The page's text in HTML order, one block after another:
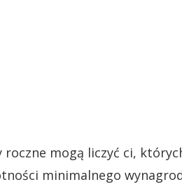
roczne mogą liczyć ci,
minimalnego